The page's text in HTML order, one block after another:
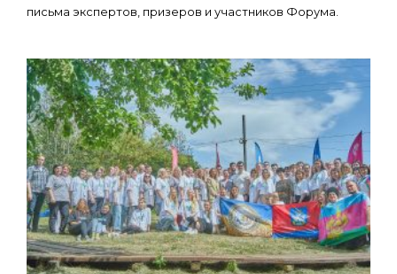
письма экспертов, призеров и участников Форума.